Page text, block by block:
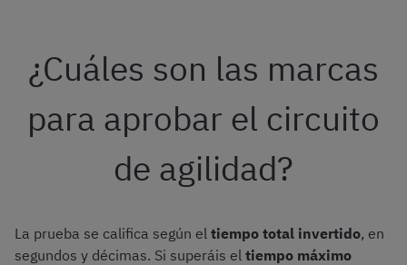
¿Cuáles son las marcas
para aprobar el circuito
de agilidad?
La prueba se califica según el tiempo total invertido, en
segundos y décimas. Si superáis el tiempo máximo